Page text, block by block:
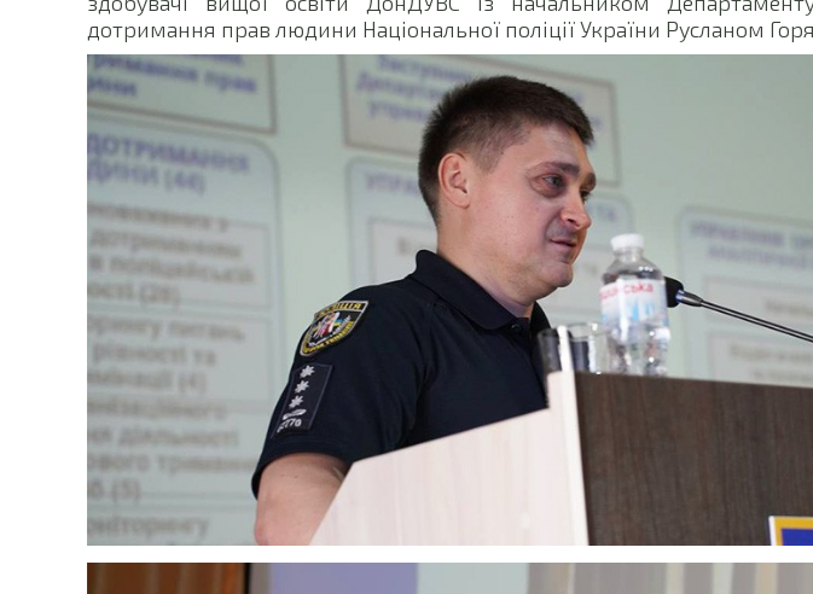
дотримання прав людини Національної поліції України Русланом